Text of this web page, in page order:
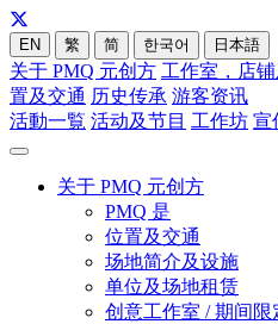
EN 繁 简 한국어 日本語
关于 PMQ 元创方 工作室，店
置及交通 历史传承 游客资讯
活動一覧 活动及节目 工作坊 宣
关于 PMQ 元创方
PMQ 是
位置及交通
场地简介及设施
单位及场地租赁
创意工作室 / 期间限